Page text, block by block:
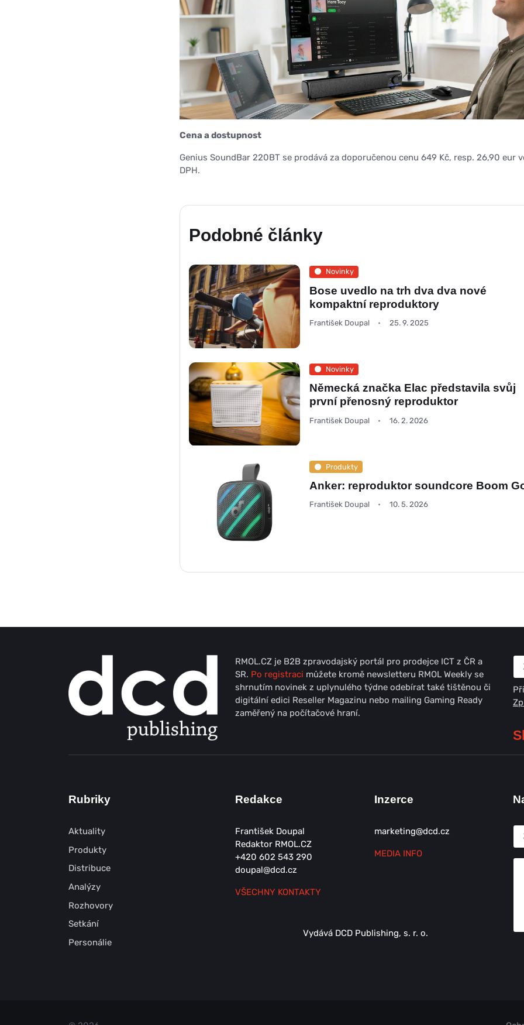
Cena a dostupnost
Genius SoundBar 220BT se prodává za doporučenou cenu 649 Kč, resp. 26,90 eur
DPH.
Podobné články
Novinky
Bose uvedlo na trh dva dva nové
kompaktní reproduktory
František Doupal 25. 9. 2025
Novinky
Německá značka Elac představila svůj
první přenosný reproduktor
František Doupal 16. 2. 2026
Produkty
Anker: reproduktor soundcore Boom
František Doupal 10. 5. 2026
RMOL.CZ je B2B zpravodajský portál pro prodejce ICT z ČR a
SR. Po registraci můžete kromě newsletteru RMOL Weekly se
shrnutím novinek z uplynulého týdne odebírat také tištěnou či
digitální edici Reseller Magazinu nebo mailing Gaming Ready
zaměřený na počítačové hraní.
Rubriky
Aktuality
Produkty
Distribuce
Analýzy
Rozhovory
Setkání
Personálie
Redakce
František Doupal
Redaktor RMOL.CZ
+420 602 543 290
doupal@dcd.cz
VŠECHNY KONTAKTY
Inzerce
marketing@dcd.cz
MEDIA INFO
Vydává DCD Publishing, s. r. o.